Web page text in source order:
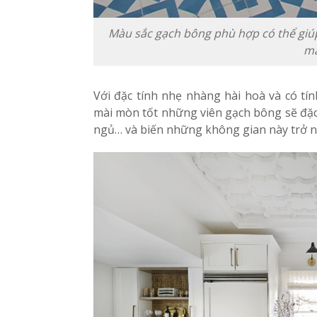
Màu sắc gạch bông phù hợp có thể
Với đặc tính nhẹ nhàng hài hoà và có
mài mòn tốt những viên gạch bông sẽ
ngủ… và biến những không gian này trở